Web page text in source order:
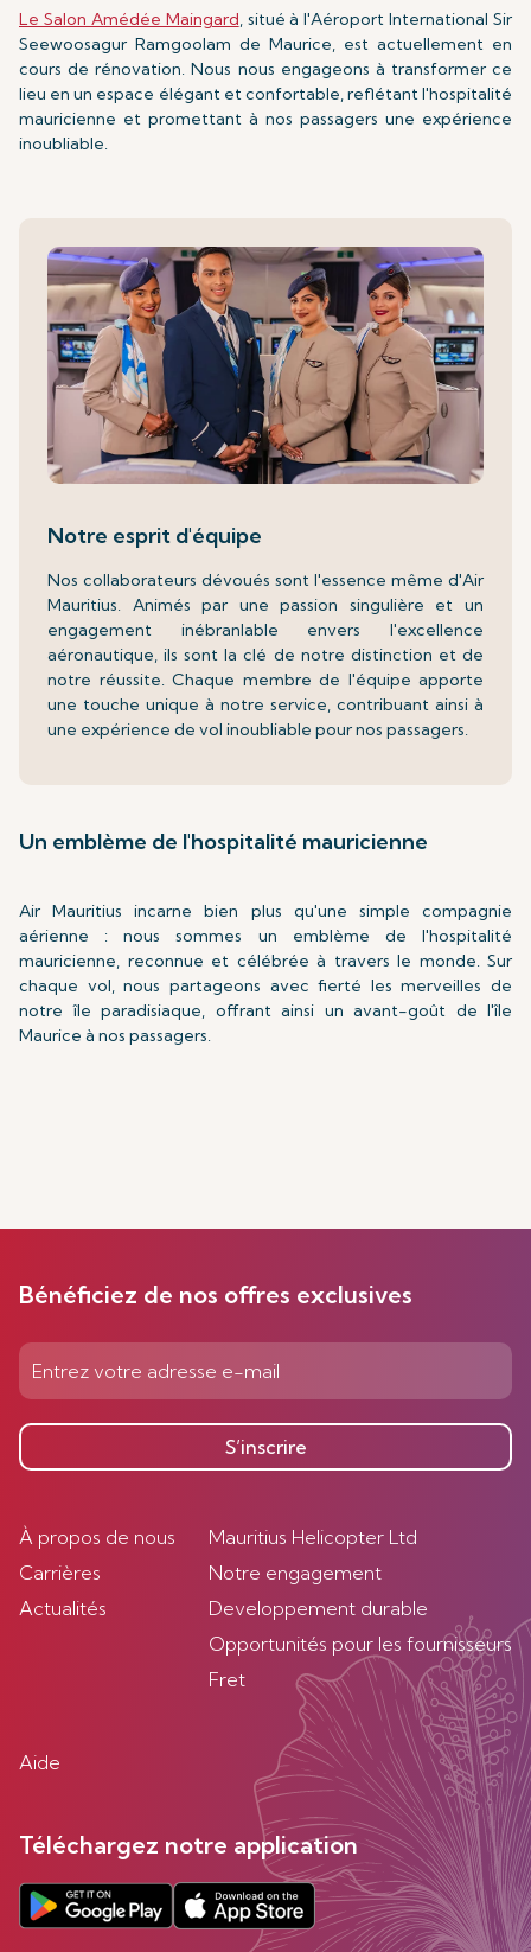
Le Salon Amédée Maingard, situé à l'Aéroport International Sir
Seewoosagur Ramgoolam de Maurice, est actuellement en
cours de rénovation. Nous nous engageons à transformer ce
lieu en un espace élégant et confortable, reflétant l'hospitalité
mauricienne et promettant à nos passagers une expérience
inoubliable.
Notre esprit d'équipe
Nos collaborateurs dévoués sont l'essence même d'Air
Mauritius. Animés par une passion singulière et un
engagement inébranlable envers l'excellence
aéronautique, ils sont la clé de notre distinction et de
notre réussite. Chaque membre de l'équipe apporte
une touche unique à notre service, contribuant ainsi à
une expérience de vol inoubliable pour nos passagers.
Un emblème de l'hospitalité mauricienne
Air Mauritius incarne bien plus qu'une simple compagnie
aérienne : nous sommes un emblème de l'hospitalité
mauricienne, reconnue et célébrée à travers le monde. Sur
chaque vol, nous partageons avec fierté les merveilles de
notre île paradisiaque, offrant ainsi un avant-goût de l'île
Maurice à nos passagers.
Bénéficiez de nos offres exclusives
S’inscrire
À propos de nous
Carrières
Actualités
Mauritius Helicopter Ltd
Notre engagement
Developpement durable
Opportunités pour les fournisseurs
Fret
Aide
Téléchargez notre application